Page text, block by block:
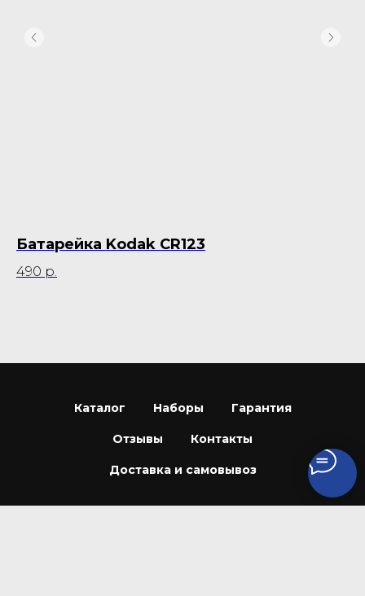
Батарейка Kodak CR123
490 р.
Каталог Наборы Гарантия
Отзывы Контакты
Доставка и самовывоз